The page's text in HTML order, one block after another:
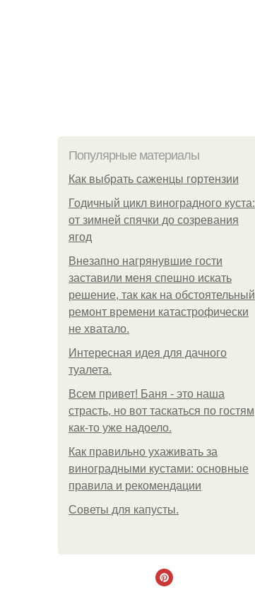
Популярные материалы
Как выбрать саженцы гортензии
Годичный цикл виноградного куста:
от зимней спячки до созревания
ягод
Внезапно нагрянувшие гости
заставили меня спешно искать
решение, так как на обстоятельный
ремонт времени катастрофически
не хватало.
Интересная идея для дачного
туалета.
Всем привет! Баня - это наша
страсть, но вот таскаться по гостям
как-то уже надоело.
Как правильно ухаживать за
виноградными кустами: основные
правила и рекомендации
Советы для капусты.